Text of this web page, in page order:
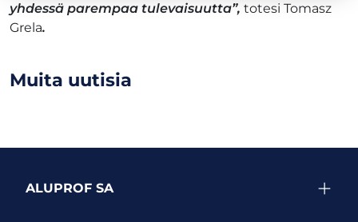
yhdessä parempaa tulevaisuutta”, totesi Tomasz
Grela.
Muita uutisia
ALUPROF SA